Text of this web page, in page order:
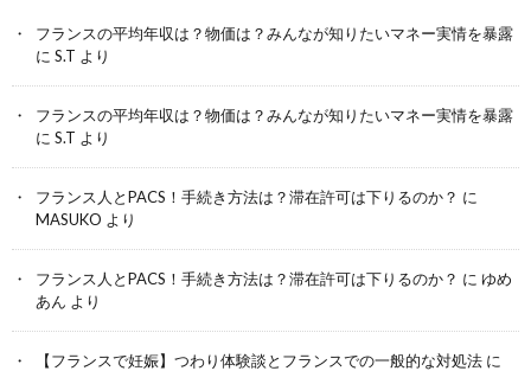
フランスの平均年収は？物価は？みんなが知りたいマネー実情を暴露
に S.T より
フランスの平均年収は？物価は？みんなが知りたいマネー実情を暴露
に S.T より
フランス人とPACS！手続き方法は？滞在許可は下りるのか？ に
MASUKO より
フランス人とPACS！手続き方法は？滞在許可は下りるのか？ に ゆめ
あん より
【フランスで妊娠】つわり体験談とフランスでの一般的な対処法 に